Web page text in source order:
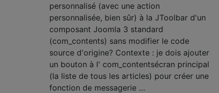
personnalisé (avec une action
personnalisée, bien sûr) à la JToolbar d'un
composant Joomla 3 standard
(com_contents) sans modifier le code
source d'origine? Contexte : je dois ajouter
un bouton à l' com_contentsécran principal
(la liste de tous les articles) pour créer une
fonction de messagerie …